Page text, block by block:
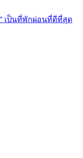
เป็นที่พักผ่อนที่ดีที่สุด